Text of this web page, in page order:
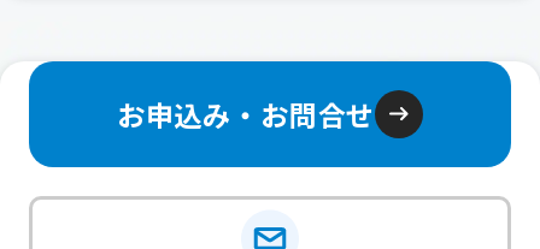
お申込み・お問合せ